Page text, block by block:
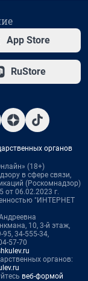
App Store
RuStore
органов
(18+)
в сфере связи,
(Роскомнадзор)
от 06.02.2023 г.
"ИНТЕРНЕТ
10, 3-й этаж,
34-555-34,
57-70
органов:
веб-формой